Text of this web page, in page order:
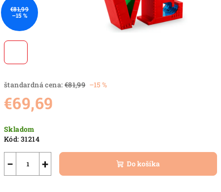
štandardná cena: €81,99 –15 %
€69,69
cena:
Skladom
Kód: 31214
+
− Do košíka
€81,99
–15 %